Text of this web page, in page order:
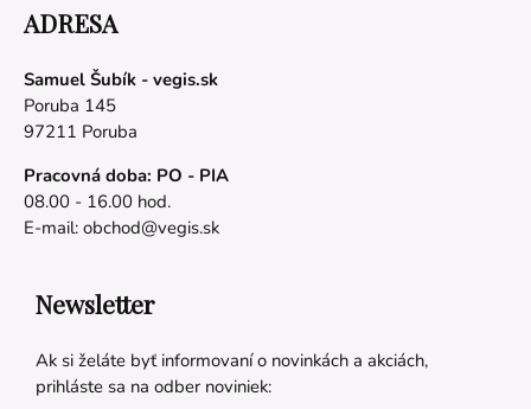
ADRESA
Samuel Šubík - vegis.sk
Poruba 145
97211 Poruba
Pracovná doba: PO - PIA
08.00 - 16.00 hod.
E-mail: obchod@vegis.sk
Newsletter
Ak si želáte byť informovaní o novinkách a akciách,
prihláste sa na odber noviniek: